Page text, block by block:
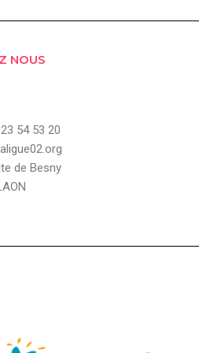
NOUS
54 53 20
de Besny